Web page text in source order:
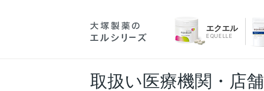
エクエル
EQUELLE
取扱い医療機関・店舗